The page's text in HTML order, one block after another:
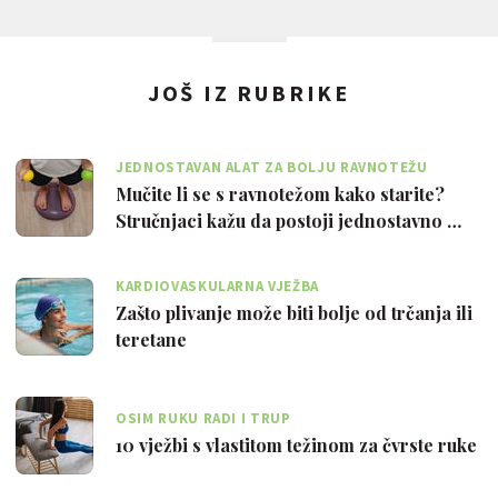
JOŠ IZ RUBRIKE
JEDNOSTAVAN ALAT ZA BOLJU RAVNOTEŽU
Mučite li se s ravnotežom kako starite?
Stručnjaci kažu da postoji jednostavno …
KARDIOVASKULARNA VJEŽBA
Zašto plivanje može biti bolje od trčanja ili
teretane
OSIM RUKU RADI I TRUP
10 vježbi s vlastitom težinom za čvrste ruke